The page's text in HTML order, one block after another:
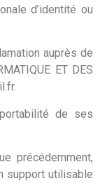
d’identité ou
auprès de
ET DES
de ses
précédemment,
support utilisable